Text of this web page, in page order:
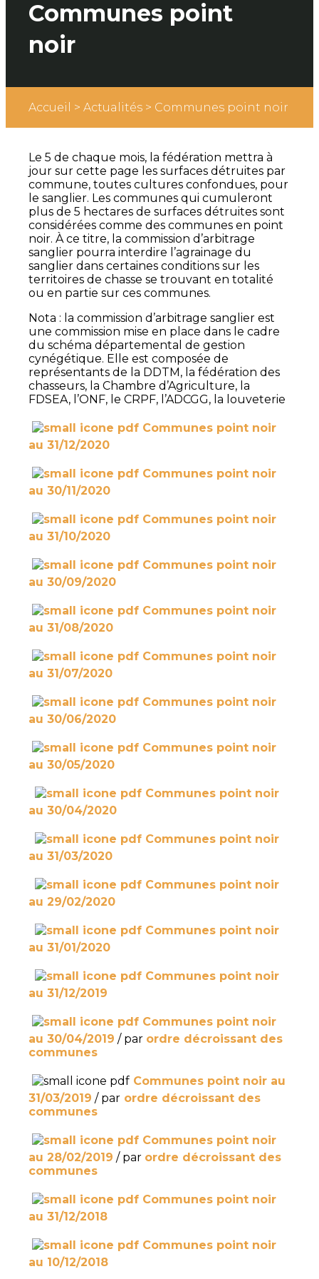
Communes point
noir
Accueil > Actualités > Communes point noir
Le 5 de chaque mois, la fédération mettra à
jour sur cette page les surfaces détruites par
commune, toutes cultures confondues, pour
le sanglier. Les communes qui cumuleront
plus de 5 hectares de surfaces détruites sont
considérées comme des communes en point
noir. À ce titre, la commission d’arbitrage
sanglier pourra interdire l’agrainage du
sanglier dans certaines conditions sur les
territoires de chasse se trouvant en totalité
ou en partie sur ces communes.
Nota : la commission d’arbitrage sanglier est
une commission mise en place dans le cadre
du schéma départemental de gestion
cynégétique. Elle est composée de
représentants de la DDTM, la fédération des
chasseurs, la Chambre d’Agriculture, la
FDSEA, l’ONF, le CRPF, l’ADCGG, la louveterie
Communes point noir
au 31/12/2020
Communes point noir
au 30/11/2020
Communes point noir
au 31/10/2020
Communes point noir
au 30/09/2020
Communes point noir
au 31/08/2020
Communes point noir
au 31/07/2020
Communes point noir
au 30/06/2020
Communes point noir
au 30/05/2020
Communes point noir
au 30/04/2020
Communes point noir
au 31/03/2020
Communes point noir
au 29/02/2020
Communes point noir
au 31/01/2020
Communes point noir
au 31/12/2019
Communes point noir
au 30/04/2019 / par ordre décroissant des
communes
Communes point noir au
31/03/2019 / par ordre décroissant des
communes
Communes point noir
au 28/02/2019 / par ordre décroissant des
communes
Communes point noir
au 31/12/2018
Communes point noir
au 10/12/2018